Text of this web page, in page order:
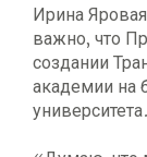
Ирина
важно, что
создании
академии на
университета.